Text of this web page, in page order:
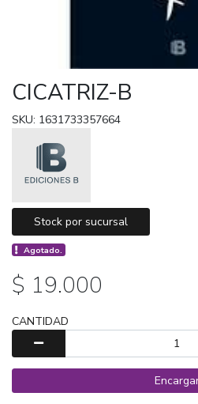
CICATRIZ-B
SKU: 1631733357664
Stock por sucursal
Agotado.
$ 19.000
CANTIDAD